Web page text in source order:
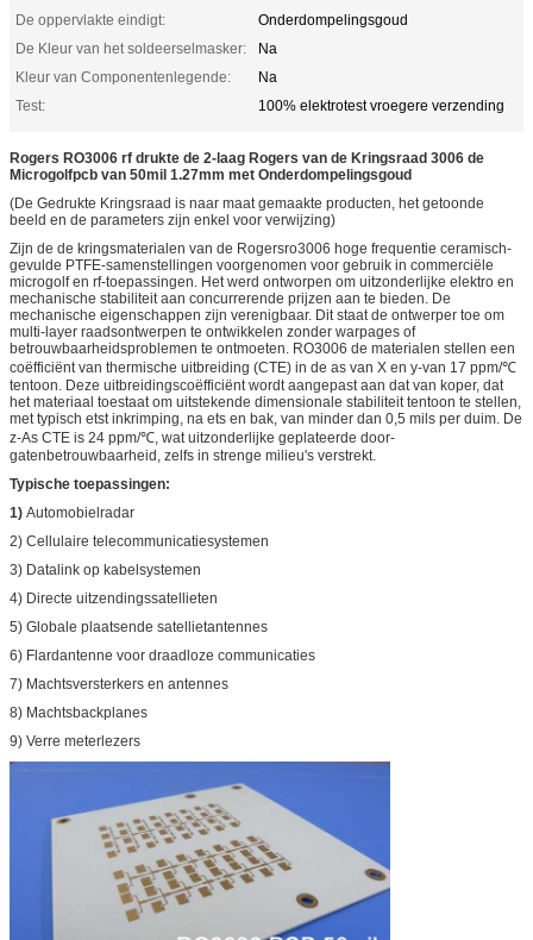
De oppervlakte eindigt:
Onderdompelingsgoud
De Kleur van het soldeerselmasker:
Na
Kleur van Componentenlegende:
Na
Test:
100% elektrotest vroegere verzending
Rogers RO3006 rf drukte de 2-laag Rogers van de Kringsraad 3006 de
Microgolfpcb van 50mil 1.27mm met Onderdompelingsgoud
(De Gedrukte Kringsraad is naar maat gemaakte producten, het getoonde
beeld en de parameters zijn enkel voor verwijzing)
Zijn de de kringsmaterialen van de Rogersro3006 hoge frequentie ceramisch-
gevulde PTFE-samenstellingen voorgenomen voor gebruik in commerciële
microgolf en rf-toepassingen. Het werd ontworpen om uitzonderlijke elektro en
mechanische stabiliteit aan concurrerende prijzen aan te bieden. De
mechanische eigenschappen zijn verenigbaar. Dit staat de ontwerper toe om
multi-layer raadsontwerpen te ontwikkelen zonder warpages of
betrouwbaarheidsproblemen te ontmoeten. RO3006 de materialen stellen een
coëfficiënt van thermische uitbreiding (CTE) in de as van X en y-van 17 ppm/℃
tentoon. Deze uitbreidingscoëfficiënt wordt aangepast aan dat van koper, dat
het materiaal toestaat om uitstekende dimensionale stabiliteit tentoon te stellen,
met typisch etst inkrimping, na ets en bak, van minder dan 0,5 mils per duim. De
z-As CTE is 24 ppm/℃, wat uitzonderlijke geplateerde door-
gatenbetrouwbaarheid, zelfs in strenge milieu's verstrekt.
Typische toepassingen:
1) Automobielradar
2) Cellulaire telecommunicatiesystemen
3) Datalink op kabelsystemen
4) Directe uitzendingssatellieten
5) Globale plaatsende satellietantennes
6) Flardantenne voor draadloze communicaties
7) Machtsversterkers en antennes
8) Machtsbackplanes
9) Verre meterlezers